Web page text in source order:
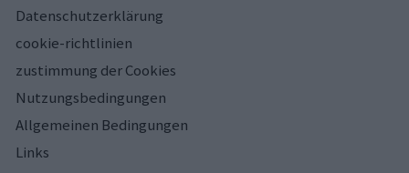
Datenschutzerklärung
cookie-richtlinien
zustimmung der Cookies
Nutzungsbedingungen
Allgemeinen Bedingungen
Links